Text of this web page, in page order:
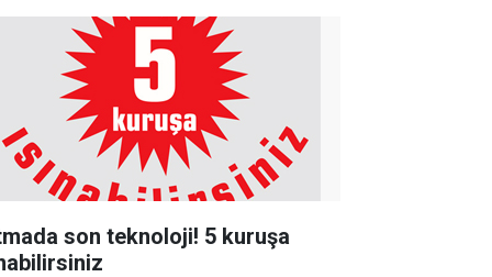
son teknoloji! 5 kuruşa